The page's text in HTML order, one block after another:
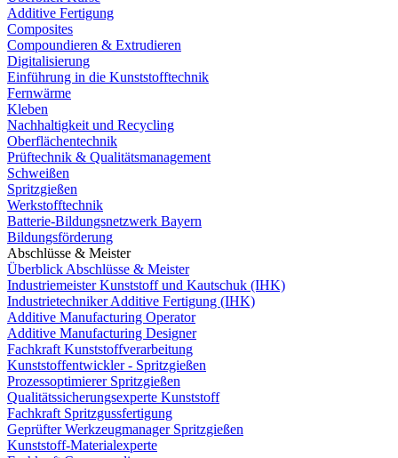
Additive Fertigung
Composites
Compoundieren & Extrudieren
Digitalisierung
Einführung in die Kunststofftechnik
Fernwärme
Kleben
Nachhaltigkeit und Recycling
Oberflächentechnik
Prüftechnik & Qualitätsmanagement
Schweißen
Spritzgießen
Werkstofftechnik
Batterie-Bildungsnetzwerk Bayern
Bildungsförderung
Abschlüsse & Meister
Überblick Abschlüsse & Meister
Industriemeister Kunststoff und Kautschuk (IHK)
Industrietechniker Additive Fertigung (IHK)
Additive Manufacturing Operator
Additive Manufacturing Designer
Fachkraft Kunststoffverarbeitung
Kunststoffentwickler - Spritzgießen
Prozessoptimierer Spritzgießen
Qualitätssicherungsexperte Kunststoff
Fachkraft Spritzgussfertigung
Geprüfter Werkzeugmanager Spritzgießen
Kunststoff-Materialexperte